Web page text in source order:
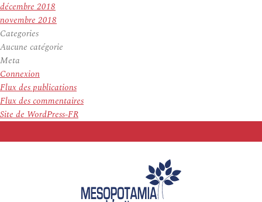
décembre 2018
novembre 2018
Categories
Aucune catégorie
Meta
Connexion
Flux des publications
Flux des commentaires
Site de WordPress-FR